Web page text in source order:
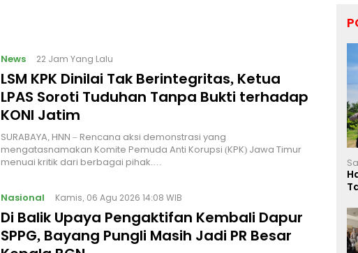
News 22 Jam Yang Lalu
LSM KPK Dinilai Tak Berintegritas, Ketua
LPAS Soroti Tuduhan Tanpa Bukti terhadap
KONI Jatim
SURABAYA, HNN – Rencana aksi demonstrasi yang
mengatasnamakan Komite Pemuda Anti Korupsi (KPK) Jawa Timur
menuai kritik dari berbagai pihak.…
Nasional Kamis, 06 Agu 2026 14:08 WIB
Di Balik Upaya Pengaktifan Kembali Dapur
SPPG, Bayang Pungli Masih Jadi PR Besar